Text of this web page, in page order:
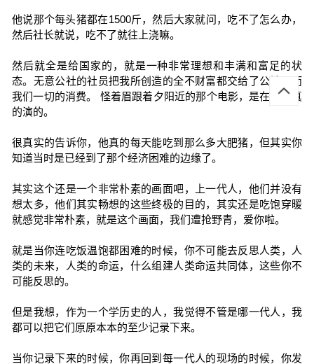
他说那个每头猪都在1500斤，然后大家就问，吃不了怎么办，
然后社长就说，吃不了就往上浇嘛。
然后就全是给国家的，就是一种非常理想和丰满和富足的状
态。无意公社的社员把我所创造的全不财富都交给了公社，而
我们一切的消费。 怪着眉跟着夕阳近的那个电影，是在很认真
的演的。
很真实的告诉你，他真的每天能吃到那么多大肥猪，但其实你
知道当时是已经到了那个经济困难的边缘了。
其实这个还是一个非常朴素的画面吧，上一代人，他们并没有
想太多，他们其实畅想的这些终极的目的，其实还是吃饱穿暖
就感觉非常朴素，就是这个画面，我们遭抢野青，爱你啦。
就是当你连吃饭温饱都困难的时候，你不可能去反思人类，人
类的未来，人类的命运，什么组建人类命运共同体，这些你不
可能反思的。
但是我想，作为一个学历史的人，我觉得不管是哪一代人，我
都可以把它们原原本本的至少记录下来。
当你记录下来的时候，你再回到每一代人的现场的时候，你发